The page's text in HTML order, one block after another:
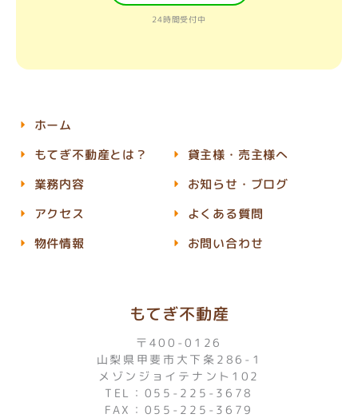
24時間受付中
もてぎ不動産
〒400-0126
山梨県甲斐市大下条286-1
メゾンジョイテナント102
TEL：055-225-3678
FAX：055-225-3679
ホーム
もてぎ不動産とは？
業務内容
アクセス
物件情報
貸主様・売主様へ
お知らせ・ブログ
よくある質問
お問い合わせ